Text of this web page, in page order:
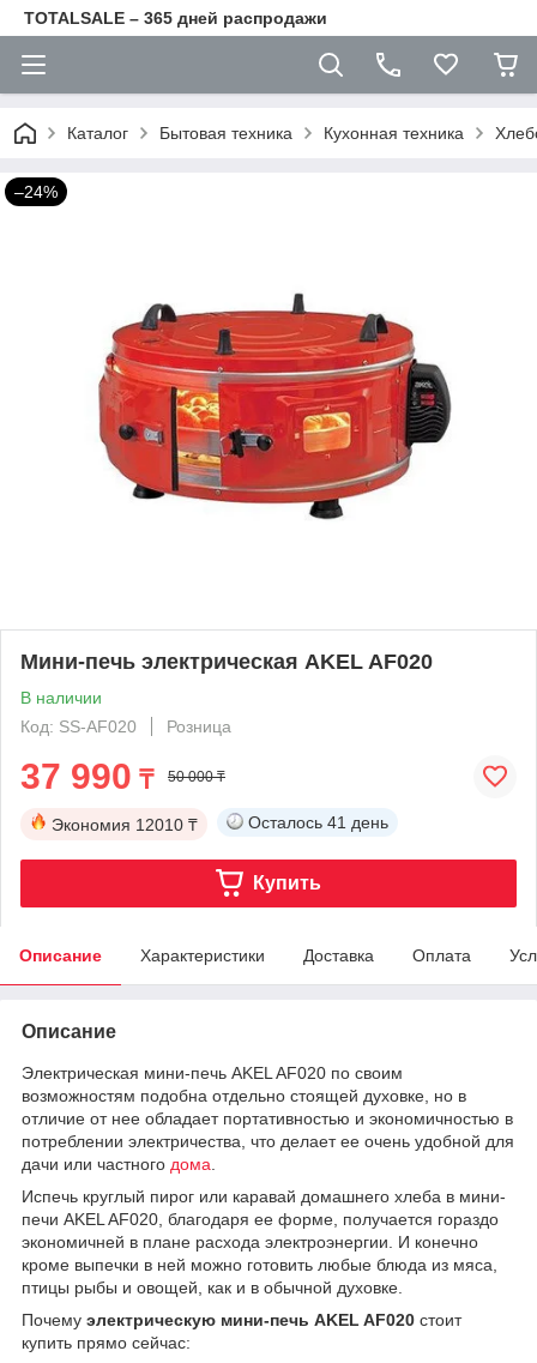
TOTALSALE – 365 дней распродажи
Каталог Бытовая техника Кухонная техника
–24%
Мини-печь электрическая AKEL AF020
В наличии
Код: SS-AF020
Розница
37 990 ₸ 50 000 ₸
Экономия 12010 ₸ Осталось 41 день
Купить
Описание Характеристики Доставка Оплата
Описание
Электрическая мини-печь AKEL AF020 по своим
возможностям подобна отдельно стоящей духовке, но в
отличие от нее обладает портативностью и экономичностью в
потреблении электричества, что делает ее очень удобной для
дачи или частного дома
Испечь круглый пирог или каравай домашнего хлеба в мини-
печи AKEL AF020, благодаря ее форме, получается гораздо
экономичней в плане расхода электроэнергии. И конечно
кроме выпечки в ней можно готовить любые блюда из мяса,
птицы рыбы и овощей, как и в обычной духовке.
Почему электрическую мини-печь AKEL AF020 стоит
купить прямо сейчас: